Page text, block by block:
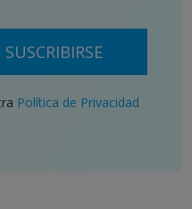
SUSCRIBIRSE
Política de Privacidad